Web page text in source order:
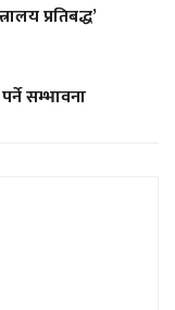
प्रतिबद्ध’
सम्भावना